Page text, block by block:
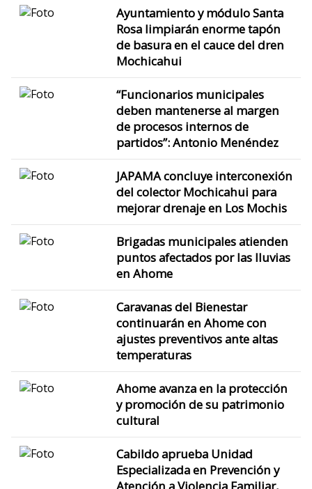
Ayuntamiento y módulo Santa
Rosa limpiarán enorme tapón
de basura en el cauce del dren
Mochicahui
“Funcionarios municipales
deben mantenerse al margen
de procesos internos de
partidos”: Antonio Menéndez
JAPAMA concluye interconexión
del colector Mochicahui para
mejorar drenaje en Los Mochis
Brigadas municipales atienden
puntos afectados por las lluvias
en Ahome
Caravanas del Bienestar
continuarán en Ahome con
ajustes preventivos ante altas
temperaturas
Ahome avanza en la protección
y promoción de su patrimonio
cultural
Cabildo aprueba Unidad
Especializada en Prevención y